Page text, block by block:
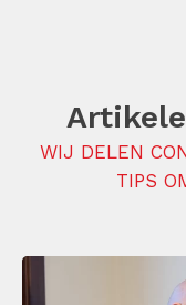
WIJ DELEN
TIPS